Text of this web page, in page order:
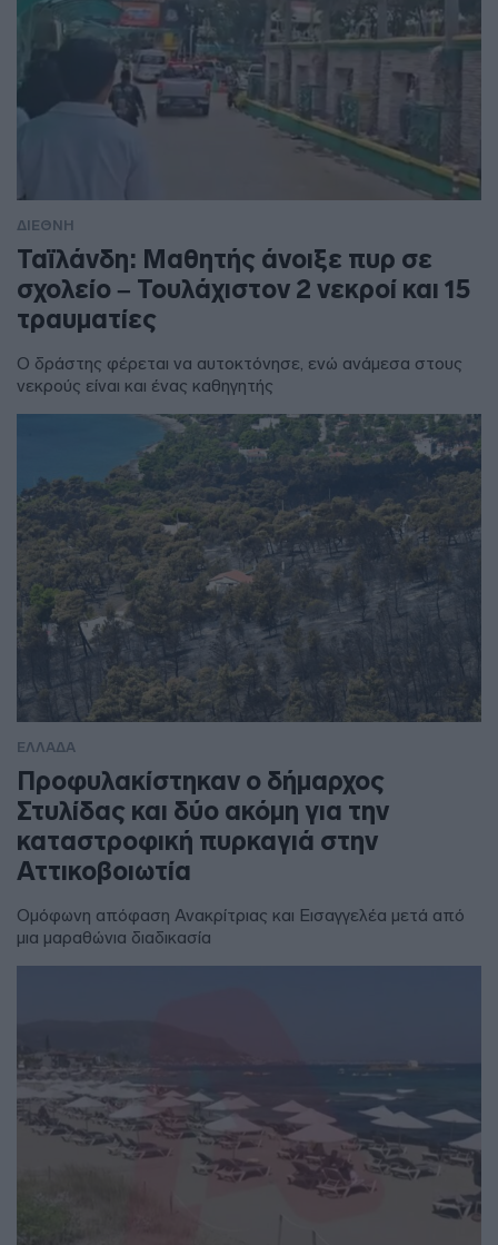
ΔΙΕΘΝΗ
Ταϊλάνδη: Μαθητής άνοιξε πυρ σε
σχολείο – Τουλάχιστον 2 νεκροί και 15
τραυματίες
Ο δράστης φέρεται να αυτοκτόνησε, ενώ ανάμεσα στους
νεκρούς είναι και ένας καθηγητής
ΕΛΛΑΔΑ
Προφυλακίστηκαν ο δήμαρχος
Στυλίδας και δύο ακόμη για την
καταστροφική πυρκαγιά στην
Αττικοβοιωτία
Ομόφωνη απόφαση Ανακρίτριας και Εισαγγελέα μετά από
μια μαραθώνια διαδικασία